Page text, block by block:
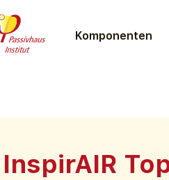
Komponenten
InspirAIR